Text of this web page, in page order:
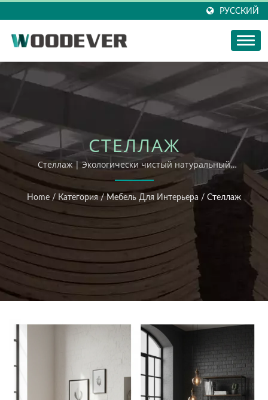
РУССКИЙ
СТЕЛЛАЖ
Стеллаж | Экологически чистый натуральный
светильник с сертификацией FSC, фабрика
вьетнамских вязаных изделий с высокой гибкостью
кастомизации и услугами одного окна.
Home / Категория / Мебель Для Интерьера / Стеллаж